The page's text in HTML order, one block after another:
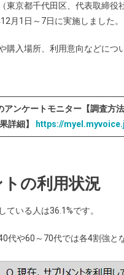
東京都千代田区、代表取締役
月1日～7日に実施しました。
購入場所、利用意向などにつ
アンケートモニター【調査
詳細】
https://
の利用状況
ている人は36.1%です。
代や60～70代では各4割強と